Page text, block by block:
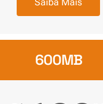
600MB